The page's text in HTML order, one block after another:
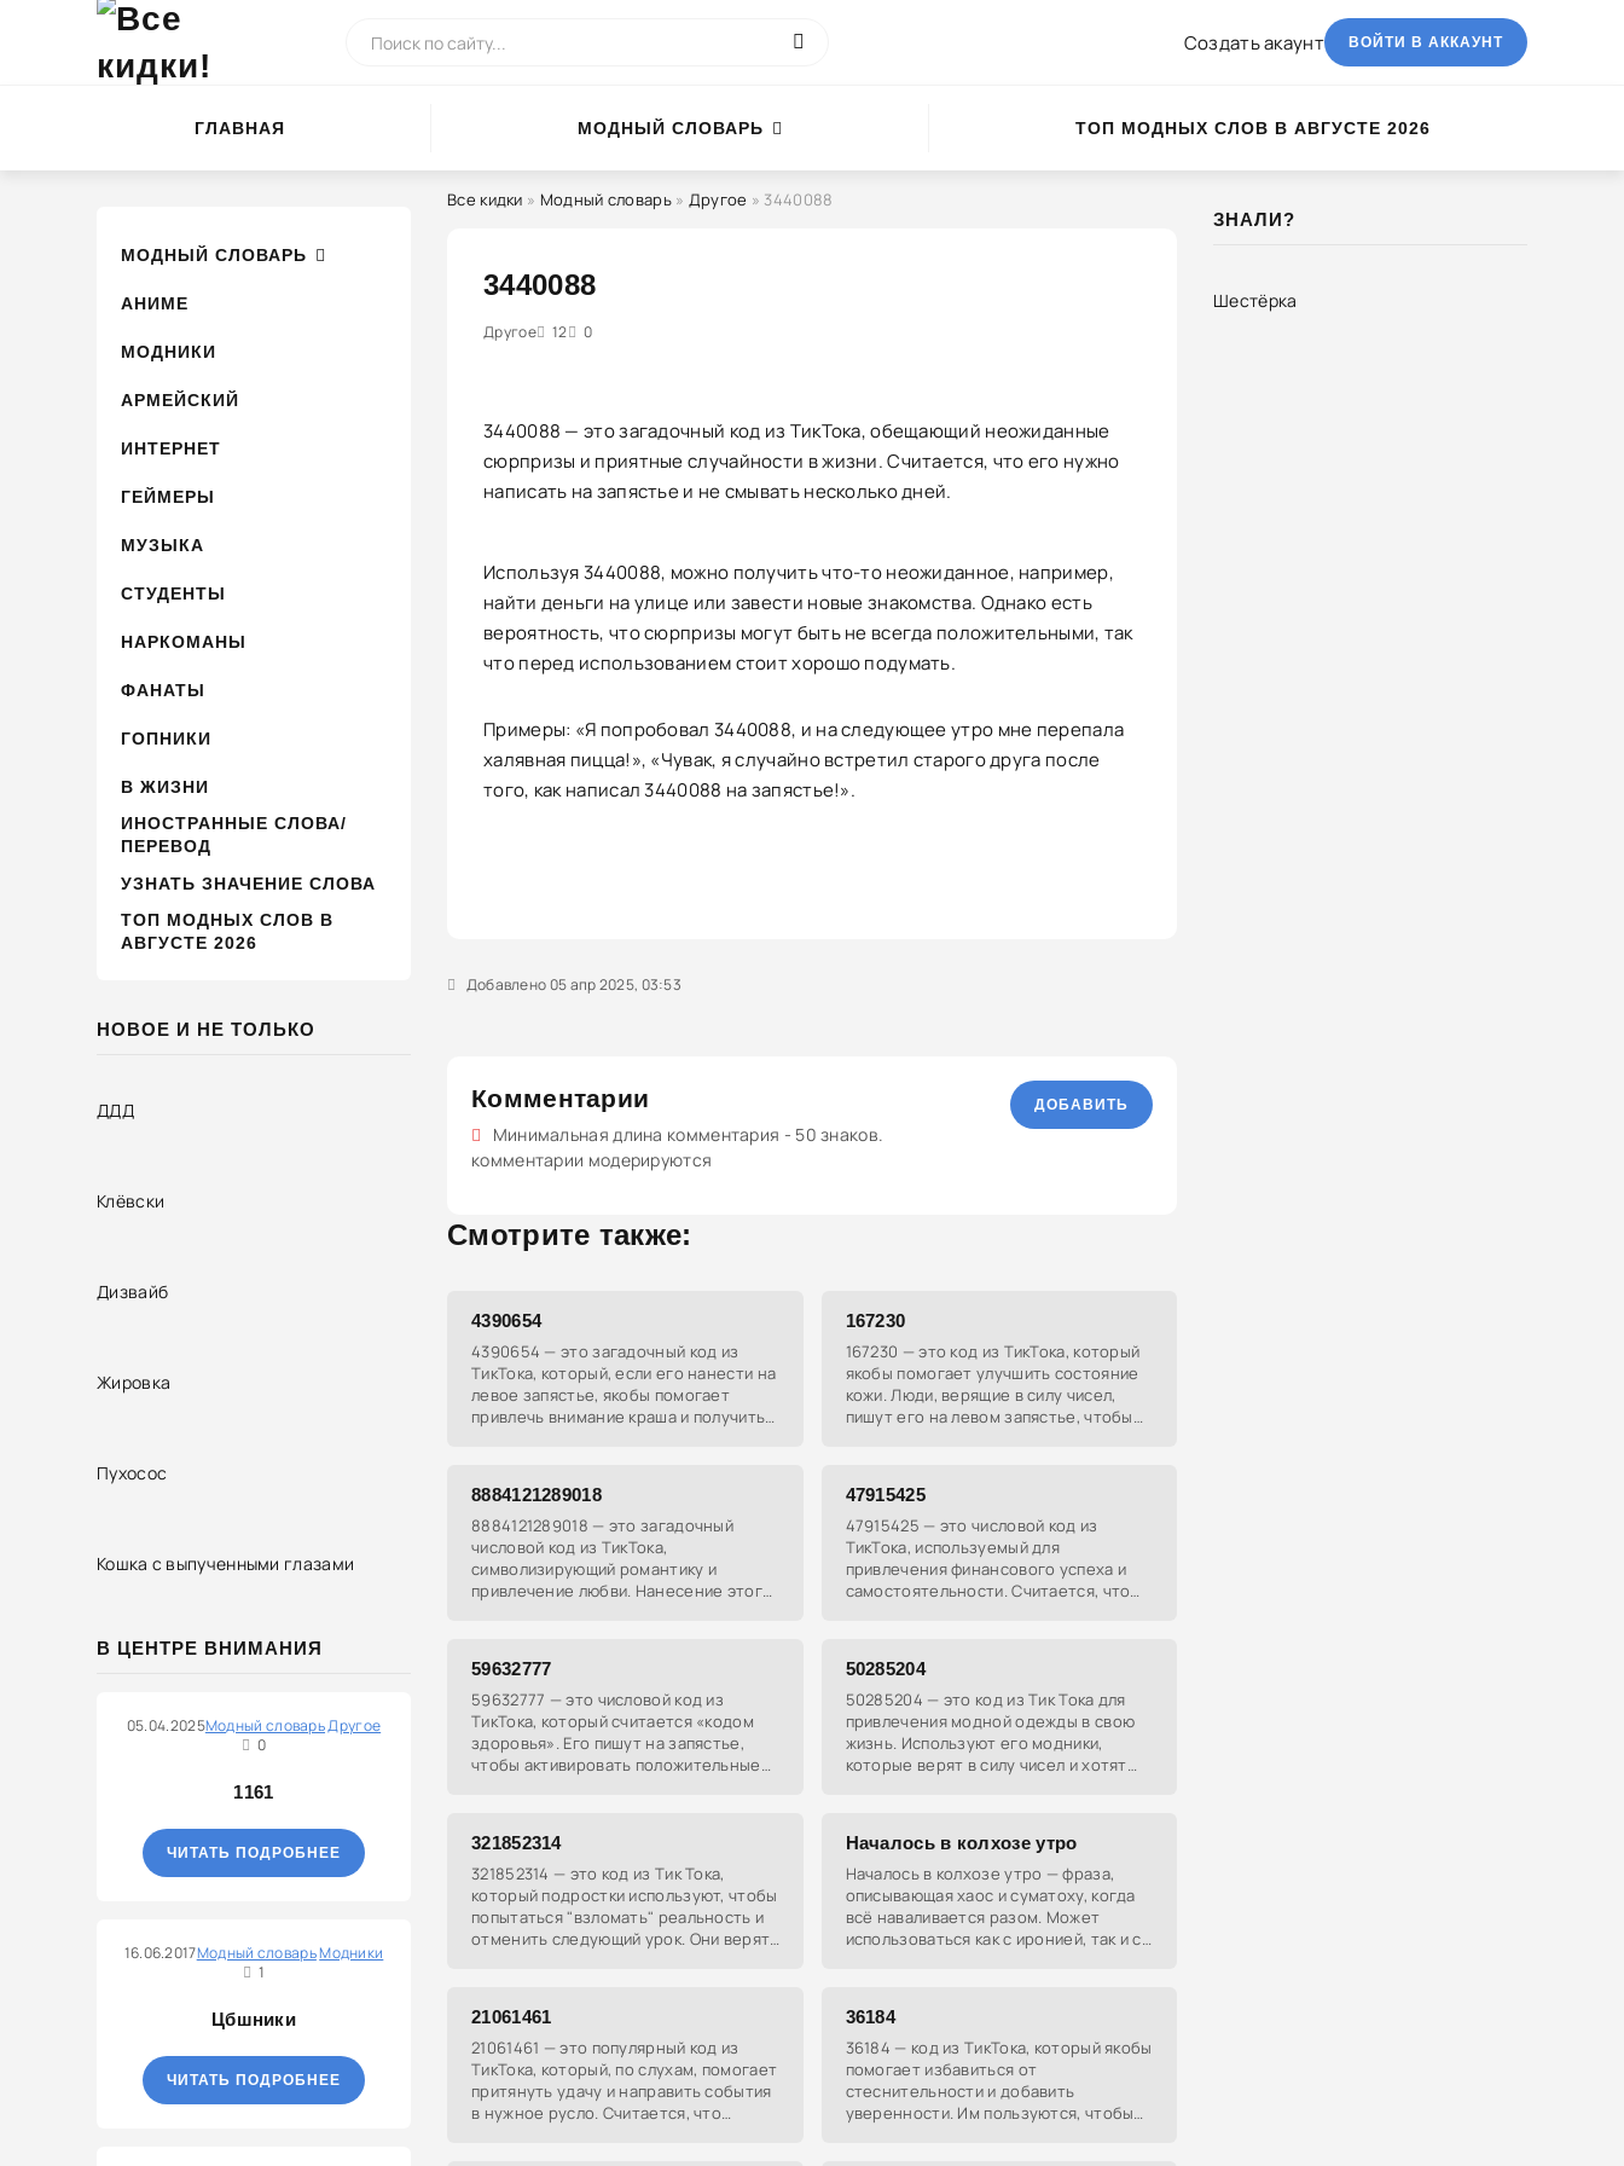
Создать акаунт ВОЙТИ В АККАУНТ
ГЛАВНАЯ МОДНЫЙ СЛОВАРЬ ТОП МОДНЫХ СЛОВ В АВГУСТЕ 2026
МОДНЫЙ СЛОВАРЬ
АНИМЕ
МОДНИКИ
АРМЕЙСКИЙ
ИНТЕРНЕТ
ГЕЙМЕРЫ
МУЗЫКА
СТУДЕНТЫ
НАРКОМАНЫ
ФАНАТЫ
ГОПНИКИ
В ЖИЗНИ
ИНОСТРАННЫЕ СЛОВА/
ПЕРЕВОД
УЗНАТЬ ЗНАЧЕНИЕ СЛОВА
ТОП МОДНЫХ СЛОВ В
АВГУСТЕ 2026
НОВОЕ И НЕ ТОЛЬКО
ДДД
Клёвски
Дизвайб
Жировка
Пухосос
Кошка с выпученными глазами
В ЦЕНТРЕ ВНИМАНИЯ
05.04.2025Модный словарьДругое
0
1161
ЧИТАТЬ ПОДРОБНЕЕ
16.06.2017Модный словарьМодники
1
Цбшники
ЧИТАТЬ ПОДРОБНЕЕ
Все кидки » Модный словарь» Другое » 3440088
3440088
Другое 12 0
2 3 4 5
3440088 — это загадочный код из ТикТока, обещающий неожиданные
сюрпризы и приятные случайности в жизни. Считается, что его нужно
написать на запястье и не смывать несколько дней.
Используя 3440088, можно получить что-то неожиданное, например,
найти деньги на улице или завести новые знакомства. Однако есть
вероятность, что сюрпризы могут быть не всегда положительными, так
что перед использованием стоит хорошо подумать.
Примеры: «Я попробовал 3440088, и на следующее утро мне перепала
халявная пицца!», «Чувак, я случайно встретил старого друга после
того, как написал 3440088 на запястье!».
Добавлено 05 апр 2025, 03:53
Комментарии
Минимальная длина комментария - 50 знаков.
комментарии модерируются
ДОБАВИТЬ
Смотрите также:
4390654
4390654 — это загадочный код из
ТикТока, который, если его нанести на
левое запястье, якобы помогает
привлечь внимание краша и получить
167230
167230 — это код из ТикТока, который
якобы помогает улучшить состояние
кожи. Люди, верящие в силу чисел,
пишут его на левом запястье, чтобы
8884121289018
8884121289018 — это загадочный
числовой код из ТикТока,
символизирующий романтику и
привлечение любви. Нанесение этого
47915425
47915425 — это числовой код из
ТикТока, используемый для
привлечения финансового успеха и
самостоятельности. Считается, что
59632777
59632777 — это числовой код из
ТикТока, который считается «кодом
здоровья». Его пишут на запястье,
чтобы активировать положительные
50285204
50285204 — это код из Тик Тока для
привлечения модной одежды в свою
жизнь. Используют его модники,
которые верят в силу чисел и хотят
321852314
321852314 — это код из Тик Тока,
который подростки используют, чтобы
попытаться "взломать" реальность и
отменить следующий урок. Они верят,
Началось в колхозе утро
Началось в колхозе утро — фраза,
описывающая хаос и суматоху, когда
всё наваливается разом. Может
использоваться как с иронией, так и с
21061461
21061461 — это популярный код из
ТикТока, который, по слухам, помогает
притянуть удачу и направить события
в нужное русло. Считается, что
36184
36184 — код из ТикТока, который якобы
помогает избавиться от
стеснительности и добавить
уверенности. Им пользуются, чтобы
ЗНАЛИ?
Шестёрка